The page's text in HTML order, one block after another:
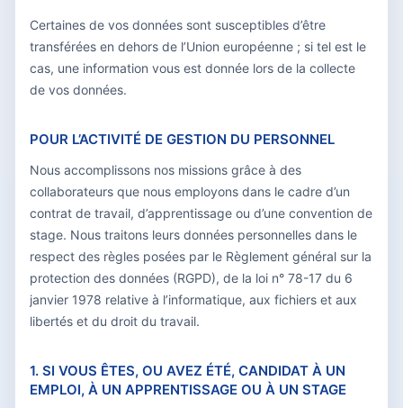
Certaines de vos données sont susceptibles d’être
transférées en dehors de l’Union européenne ; si tel est le
cas, une information vous est donnée lors de la collecte
de vos données.
POUR L’ACTIVITÉ DE GESTION DU PERSONNEL
Nous accomplissons nos missions grâce à des
collaborateurs que nous employons dans le cadre d’un
contrat de travail, d’apprentissage ou d’une convention de
stage. Nous traitons leurs données personnelles dans le
respect des règles posées par le Règlement général sur la
protection des données (RGPD), de la loi n° 78-17 du 6
janvier 1978 relative à l’informatique, aux fichiers et aux
libertés et du droit du travail.
1. SI VOUS ÊTES, OU AVEZ ÉTÉ, CANDIDAT À UN
EMPLOI, À UN APPRENTISSAGE OU À UN STAGE